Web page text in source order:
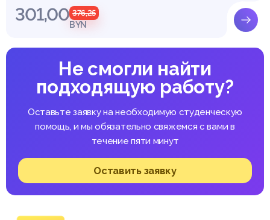
301,00 376,25
BYN
Не смогли найти
подходящую работу?
Оставьте заявку на необходимую студенческую
помощь, и мы обязательно свяжемся с вами в
течение пяти минут
Оставить заявку